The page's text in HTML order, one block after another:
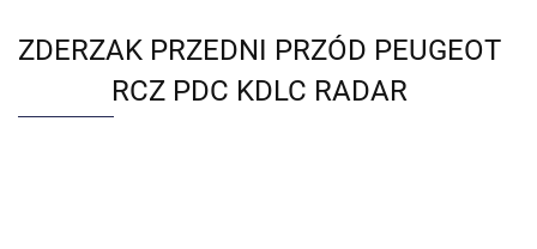
ZDERZAK PRZEDNI PRZÓD PEUGEOT
RCZ PDC KDLC RADAR